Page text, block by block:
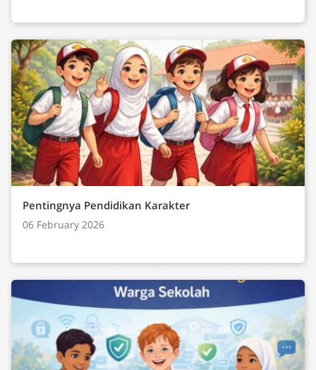
Pentingnya Pendidikan Karakter
06 February 2026